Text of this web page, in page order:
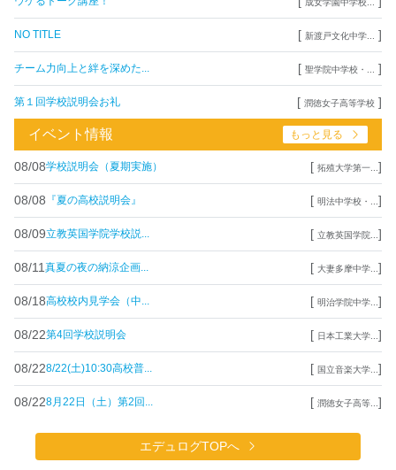
NO TITLE [ 新渡戸文化中学... ]
チーム力向上と絆を深めた... [ 聖学院中学校・... ]
第１回学校説明会お礼 [ 潤徳女子高等学校 ]
イベント情報 もっと見る
08/08学校説明会（夏期実施） [ 拓殖大学第一... ]
08/08 『夏の高校説明会』 [ 明法中学校・... ]
08/09立教英国学院学校説... [ 立教英国学院... ]
08/11 真夏の夜の納涼企画... [ 大妻多摩中学... ]
08/18高校校内見学会（中... [ 明治学院中学... ]
08/22第4回学校説明会 [ 日本工業大学... ]
08/228/22(土)10:30高校普... [ 国立音楽大学... ]
08/228月22日（土）第2回... [ 潤徳女子高等... ]
エデュログTOPへ